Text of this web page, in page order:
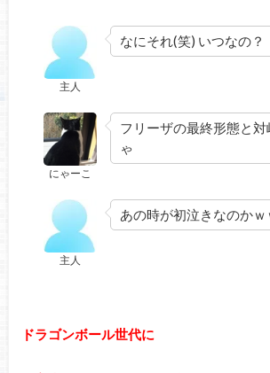
主人
なにそれ(笑) いつなの？
にゃーこ
フリーザの最終形態と対
ゃ
主人
あの時が初泣きなのかｗ
ドラゴンボール世代に